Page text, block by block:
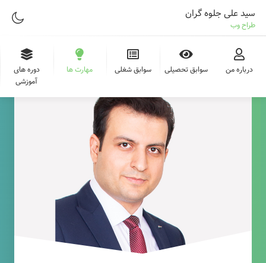
سید علی جلوه گران
طراح وب
درباره من سوابق تحصیلی سوابق شغلی مهارت ها
دوره های
آموزشی